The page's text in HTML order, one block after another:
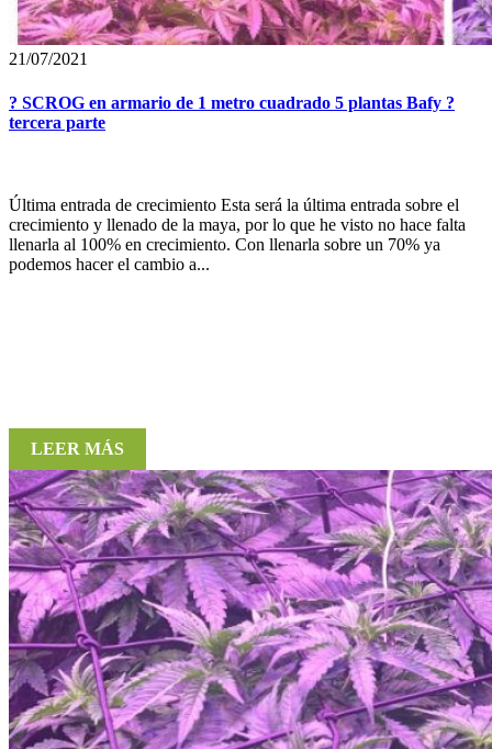
21/07/2021
? SCROG en armario de 1 metro cuadrado 5 plantas Bafy ?
tercera parte
Última entrada de crecimiento Esta será la última entrada sobre el
crecimiento y llenado de la maya, por lo que he visto no hace falta
llenarla al 100% en crecimiento. Con llenarla sobre un 70% ya
podemos hacer el cambio a...
LEER MÁS